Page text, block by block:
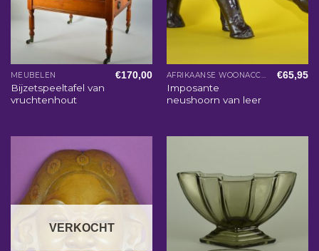
MEUBELEN
Bijzetspeeltafel van
vruchtenhout
€170,00 AFRIKAANSE WOONACCESSOIRES
Imposante
neushoorn van leer
€65,95
VERKOCHT